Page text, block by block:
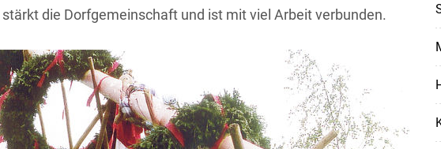
die Dorfgemeinschaft und ist mit viel Arbeit verbunden.